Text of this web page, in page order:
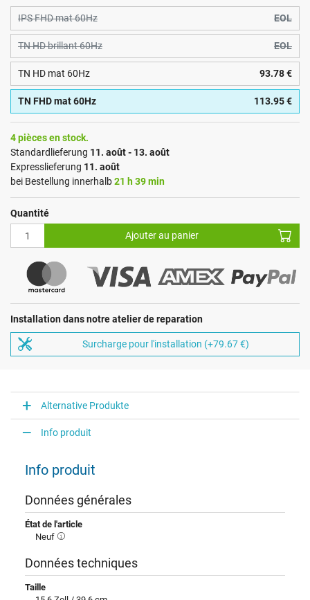
IPS FHD mat 60Hz EOL
TN HD brillant 60Hz EOL
TN HD mat 60Hz 93.78 €
TN FHD mat 60Hz 113.95 €
4 pièces en stock.
Standardlieferung 11. août - 13. août
Expresslieferung 11. août
bei Bestellung innerhalb21 h 39 min
Quantité
Ajouter au panier
Installation dans notre atelier de reparation
Surcharge pour l'installation (+79.67 €)
Alternative Produkte
Info produit
Info produit
Données générales
État de l'article
Neuf
Données techniques
Taille